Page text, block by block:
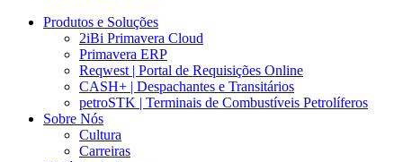
Produtos e Soluções
2iBi Primavera Cloud
Primavera ERP
Reqwest | Portal de Requisições Online
CASH+ | Despachantes e Transitários
petroSTK | Terminais de Combustíveis Petrolíferos
Sobre Nós
Cultura
Carreiras